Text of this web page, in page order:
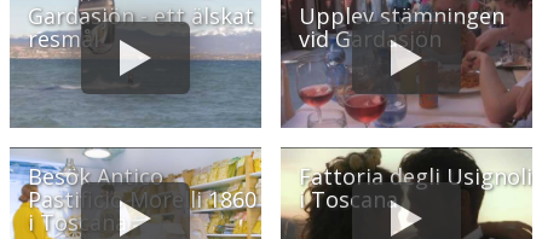
Gardasjön - ett älskat
resmål
Upplev stämningen
vid Gardasjön
Besök Antico
Pastificio Morelli 1860
i Toscana
Fattoria degli Usignoli
i Toscana